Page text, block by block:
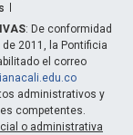
: De conformidad
2011, la Pontificia
el correo
administrativos y
competentes.
o administrativa